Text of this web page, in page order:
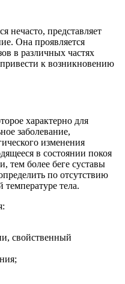
нечасто, представляет
Она проявляется
в различных частях
к возникновению
характерно для
заболевание,
изменения
в состоянии покоя
тем более беге суставы
по отсутствию
тела.
свойственный